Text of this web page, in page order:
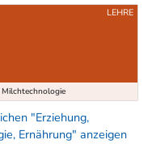
Milchtechnologie
LEHRE
"Erziehung,
Ernährung" anzeigen